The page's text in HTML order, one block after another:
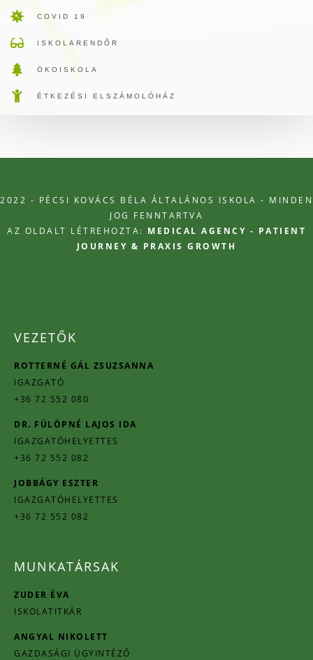
COVID 19
ISKOLARENDŐR
ÖKOISKOLA
ÉTKEZÉSI ELSZÁMOLÓHÁZ
2022 - PÉCSI KOVÁCS BÉLA ÁLTALÁNOS ISKOLA - MINDEN
JOG FENNTARTVA
AZ OLDALT LÉTREHOZTA: MEDICAL AGENCY - PATIENT
JOURNEY & PRAXIS GROWTH
VEZETŐK
ROTTERNÉ GÁL ZSUZSANNA
IGAZGATÓ
+36 72 552 080
DR. FÜLÖPNÉ LAJOS IDA
IGAZGATÓHELYETTES
+36 72 552 082
JOBBÁGY ESZTER
IGAZGATÓHELYETTES
+36 72 552 082
MUNKATÁRSAK
ZUDER ÉVA
ISKOLATITKÁR
ANGYAL NIKOLETT
GAZDASÁGI ÜGYINTÉZŐ